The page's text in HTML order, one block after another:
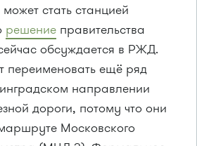
стать станцией
решение правительства
обсуждается в РЖД.
переименовать ещё ряд
направлении
дороги, потому что они
Московского